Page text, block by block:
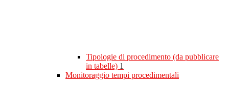
Tipologie di procedimento (da pubblicare
in tabelle) 1
Monitoraggio tempi procedimentali